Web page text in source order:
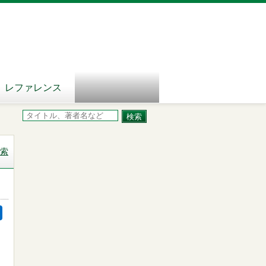
レファレンス